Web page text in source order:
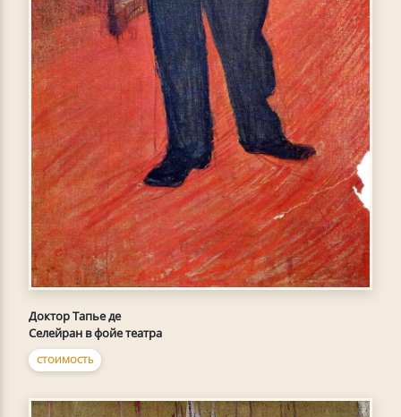
Доктор Тапье де
Селейран в фойе театра
СТОИМОСТЬ